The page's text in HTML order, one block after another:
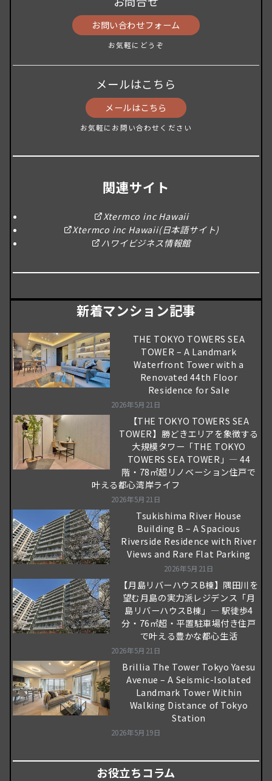
お問い合わせフォーム
お気軽にどうぞ
メールはこちら
メールはこちら
お気軽にお問い合わせください
関連サイト
Xtermco inc Hawaii
Xtermco inc Hawaii(日本語サイト)
ハワイビジネス情報館
新着マンション記事
THE TOKYO TOWERS SEA
TOWER – A Landmark
Waterfront Tower with a
Renovated 44th Floor
Residence for Sale
2026年5月21日
【THE TOKYO TOWERS SEA
TOWER】勝どきエリアを象徴する
大規模タワー「THE TOKYO
TOWERS SEA TOWER」― 44
階・78㎡超リノベーション住戸で
叶える都心湾岸ライフ
2026年5月21日
Tsukishima River House
Building B – A Spacious
Riverside Residence with River
Views and Rare Flat Parking
2026年5月21日
【月島リバーハウスB棟】隅田川を
望む月島の実力派レジデンス「月
島リバーハウスB棟」― 駅徒歩4
分・76㎡超・平置駐車場付き住戸
で叶える豊かな都心生活
2026年5月21日
Brillia The Tower Tokyo Yaesu
Avenue – A Seismic-Isolated
Landmark Tower Within
Walking Distance of Tokyo
Station
2026年5月19日
お役立ちコラム